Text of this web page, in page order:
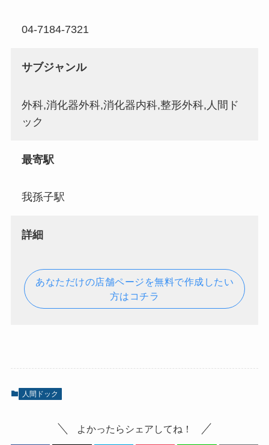
04-7184-7321
サブジャンル
外科,消化器外科,消化器内科,整形外科,人間ド
ック
最寄駅
我孫子駅
詳細
あなただけの店舗ページを無料で作成したい
方はコチラ
人間ドック
よかったらシェアしてね！